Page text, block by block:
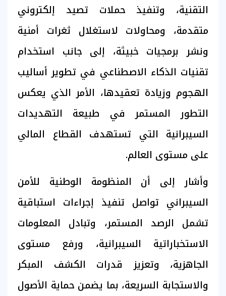
التقنية، وتنفيذ حملات تصيد إلكتروني
متقدمة، ومحاولات لاستغلال ثغرات أمنية
ونشر برمجيات خبيثة، إلى جانب استخدام
تقنيات الذكاء الاصطناعي في تطوير أساليب
الهجوم وزيادة تعقيدها، الأمر الذي يعكس
التطور المستمر في طبيعة التهديدات
السيبرانية التي تستهدف القطاع المالي
على مستوى العالم.
وأشار إلى أن المنظومة الوطنية للأمن
السيبراني تواصل تنفيذ إجراءات استباقية
تشمل الرصد المستمر، وتبادل المعلومات
الاستخباراتية السيبرانية، ورفع مستوى
الجاهزية، وتعزيز قدرات الكشف المبكر
والاستجابة السريعة، بما يضمن حماية الأصول